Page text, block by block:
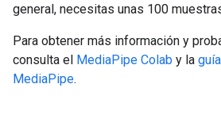
general, necesitas unas 100
Para obtener más información y
consulta el MediaPipe Colab y la
MediaPipe.